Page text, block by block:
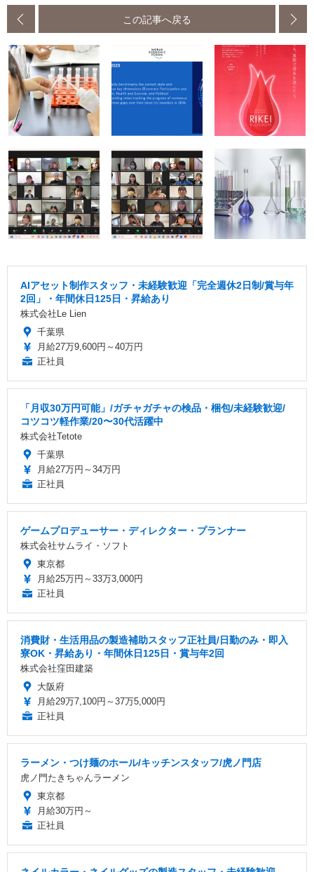
この記事へ戻る
AIアセット制作スタッフ・未経験歓迎「完全週休2日制/賞与年
2回」・年間休日125日・昇給あり
株式会社Le Lien
千葉県
月給27万9,600円～40万円
正社員
「月収30万円可能」/ガチャガチャの検品・梱包/未経験歓迎/
コツコツ軽作業/20〜30代活躍中
株式会社Tetote
千葉県
月給27万円～34万円
正社員
ゲームプロデューサー・ディレクター・プランナー
株式会社サムライ・ソフト
東京都
月給25万円～33万3,000円
正社員
消費財・生活用品の製造補助スタッフ正社員/日勤のみ・即入
寮OK・昇給あり・年間休日125日・賞与年2回
株式会社窪田建築
大阪府
月給29万7,100円～37万5,000円
正社員
ラーメン・つけ麺のホール/キッチンスタッフ/虎ノ門店
虎ノ門たきちゃんラーメン
東京都
月給30万円～
正社員